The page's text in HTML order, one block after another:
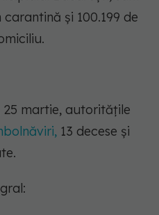
și 100.199 de
martie, autoritățile
13 decese și